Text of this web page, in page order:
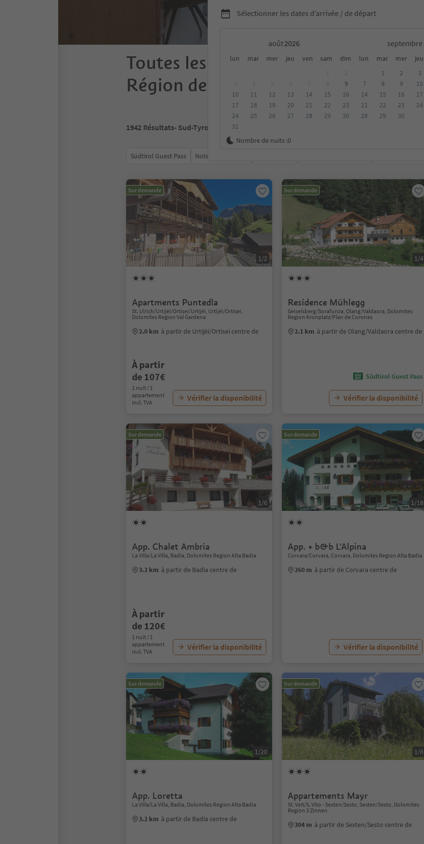
Sélectionner les dates d’arrivée / de départ
août septembre
lun mar mer jeu ven sam dim lun mar mer jeu
9
10
11 12 13 14 15
16
17
18 19 20 21 22
23
24
25 26 27 28 29
30
31
1 2 3
7
8 9 10
14
15 16 17
21
22 23 24
28
29 30
Nombre de nuits :0
Toutes les chambres d'hôtes dans la
Région des Dolomites
1942 Résultats- Sud-Tyrol
Südtirol Guest Pass Note moyenne
Sur demande
1/2
Apartments Puntedla
St. Ulrich/Urtijëi/Ortisei/Urtijëi, Urtijëi/Ortisei,
Dolomites Region Val Gardena
2.0 km à partir de Urtijëi/Ortisei centre de
À partir
de 107€
1 nuit / 1
appartement
incl. TVA
Vérifier la disponibilité
Sur demande
1/4
Residence Mühlegg
Geiselsberg/Sorafurcia, Olang/Valdaora, Dolomites
Region Kronplatz/Plan de Corones
2.1 km à partir de Olang/Valdaora centre de
Südtirol Guest Pass
Vérifier la disponibilité
Sur demande
1/6
App. Chalet Ambria
La Villa/La Villa, Badia, Dolomites Region Alta Badia
3.2 km à partir de Badia centre de
À partir
de 120€
1 nuit / 1
appartement
incl. TVA
Vérifier la disponibilité
Sur demande
1/18
App. + b&b L'Alpina
Corvara/Corvara, Corvara, Dolomites Region Alta Badia
260 m à partir de Corvara centre de
Vérifier la disponibilité
Sur demande
1/20
App. Loretta
La Villa/La Villa, Badia, Dolomites Region Alta Badia
3.2 km à partir de Badia centre de
Sur demande
1/6
Appartements Mayr
St. Veit/S. Vito - Sexten/Sesto, Sexten/Sesto, Dolomites
Region 3 Zinnen
304 m à partir de Sexten/Sesto centre de